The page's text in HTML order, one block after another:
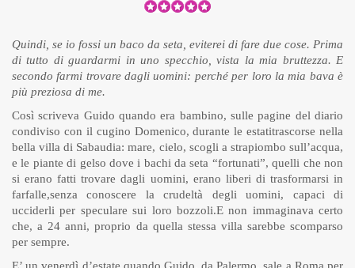
Quindi, se io fossi un baco da seta, eviterei di fare due cose. Prima
di tutto di guardarmi in uno specchio, vista la mia bruttezza. E
secondo farmi trovare dagli uomini: perché per loro la mia bava è
più preziosa di me.
Così scriveva Guido quando era bambino, sulle pagine del diario
condiviso con il cugino Domenico, durante le estatitrascorse nella
bella villa di Sabaudia: mare, cielo, scogli a strapiombo sull’acqua,
e le piante di gelso dove i bachi da seta “fortunati”, quelli che non
si erano fatti trovare dagli uomini, erano liberi di trasformarsi in
farfalle,senza conoscere la crudeltà degli uomini, capaci di
ucciderli per speculare sui loro bozzoli.E non immaginava certo
che, a 24 anni, proprio da quella stessa villa sarebbe scomparso
per sempre.